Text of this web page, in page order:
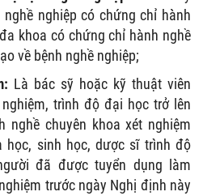
nghề nghiệp có chứng chỉ hành
khoa có chứng chỉ hành nghề
về bệnh nghề nghiệp;
Là bác sỹ hoặc kỹ thuật viên
trình độ đại học trở lên
nghề chuyên khoa xét nghiệm
học, sinh học, dược sĩ trình độ
đã được tuyển dụng làm
trước ngày Nghị định này